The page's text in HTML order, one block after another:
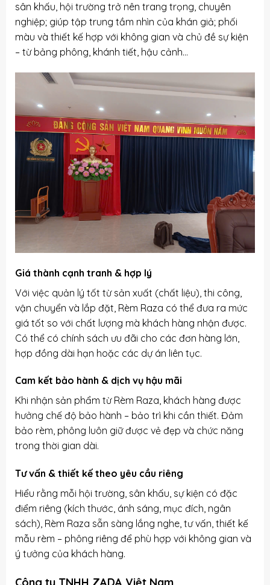
sân khấu, hội trường trở nên trang trọng, chuyên
nghiệp; giúp tập trung tầm nhìn của khán giả; phối
màu và thiết kế hợp với không gian và chủ đề sự kiện
– từ bảng phông, khánh tiết, hậu cảnh…
Giá thành cạnh tranh & hợp lý
Với việc quản lý tốt từ sản xuất (chất liệu), thi công,
vận chuyển và lắp đặt, Rèm Raza có thể đưa ra mức
giá tốt so với chất lượng mà khách hàng nhận được.
Có thể có chính sách ưu đãi cho các đơn hàng lớn,
hợp đồng dài hạn hoặc các dự án liên tục.
Cam kết bảo hành & dịch vụ hậu mãi
Khi nhận sản phẩm từ Rèm Raza, khách hàng được
hưởng chế độ bảo hành – bảo trì khi cần thiết. Đảm
bảo rèm, phông luôn giữ được vẻ đẹp và chức năng
trong thời gian dài.
Tư vấn & thiết kế theo yêu cầu riêng
Hiểu rằng mỗi hội trường, sân khấu, sự kiện có đặc
điểm riêng (kích thước, ánh sáng, mục đích, ngân
sách), Rèm Raza sẵn sàng lắng nghe, tư vấn, thiết kế
mẫu rèm – phông riêng để phù hợp với không gian và
ý tưởng của khách hàng.